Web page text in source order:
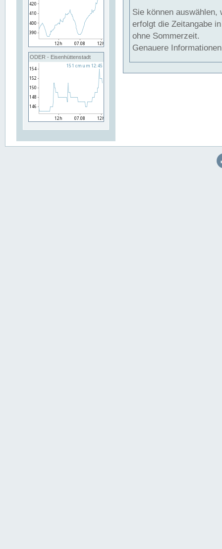
ODER - Eisenhüttenstadt
Sie können auswählen,
erfolgt die Zeitangabe
ohne Sommerzeit.
Genauere